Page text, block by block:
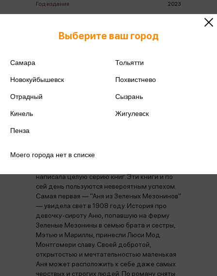
Год издания 2023
Отзывы
Монтгомери (1874—1942) придумала
написала целую серию книг. Эти книги и по
сей день пользуются невероятным успехом.
Самая первая — "Аня из Зеленых Мезонинов"
— увидела свет в 1908 году. История про
девочку-сироту Аню, попавшую на ферму
Зеленые Мезонины в семью брата и сестры,
Мэтью и Мариллы, принесли Люси Мод
Монтгомери славу. Своей добротой,
открытостью и мечтательностью маленькая
Аня может расположить к себе даже самых
черствых и строгих людей. По роману сняты
Выберите ваш город
Самара Тольятти
Новокуйбышевск Похвистнево
Отрадный Сызрань
Кинель Жигулевск
Пенза
Моего города нет в списке